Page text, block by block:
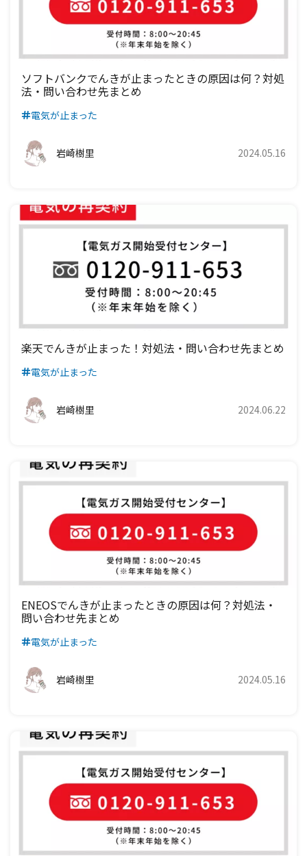
九州電力エリア
四国電力エリア
中国電力エリア
九州電力エリア
関西電力エリア
四国電力エリア
中部電力エリア
中国電力エリア
九州電力エリア
北陸電力エリア
関西電力エリア
四国電力エリア
ソフトバンクでんきが止まったときの原因は何？対処
法・問い合わせ先まとめ
電気が止まった
岩崎樹里 2024.05.16
楽天でんきが止まった！対処法・問い合わせ先まとめ
電気が止まった
岩崎樹里 2024.06.22
ENEOSでんきが止まったときの原因は何？対処法・
問い合わせ先まとめ
電気が止まった
岩崎樹里 2024.05.16